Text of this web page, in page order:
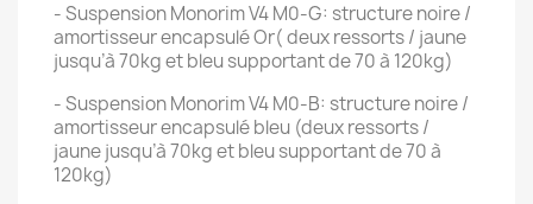
- Suspension Monorim V4 M0-G: structure noire /
amortisseur encapsulé Or( deux ressorts / jaune
jusqu’à 70kg et bleu supportant de 70 à 120kg)
- Suspension Monorim V4 M0-B: structure noire /
amortisseur encapsulé bleu (deux ressorts /
jaune jusqu’à 70kg et bleu supportant de 70 à
120kg)